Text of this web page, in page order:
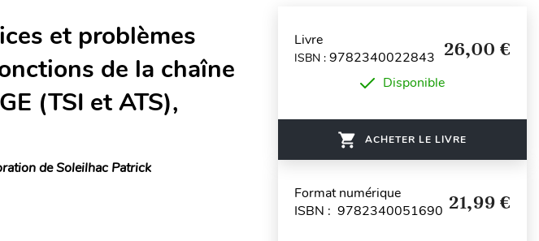
et problèmes
de la chaîne
(TSI et ATS),
de Soleilhac Patrick
Livre
ISBN : 9782340022843 26,00 €
Disponible
ACHETER LE LIVRE
Format numérique
ISBN : 9782340051690 21,99 €